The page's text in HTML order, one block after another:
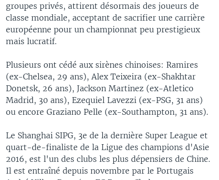
groupes privés, attirent désormais des joueurs de
classe mondiale, acceptant de sacrifier une carrière
européenne pour un championnat peu prestigieux
mais lucratif.
Plusieurs ont cédé aux sirènes chinoises: Ramires
(ex-Chelsea, 29 ans), Alex Teixeira (ex-Shakhtar
Donetsk, 26 ans), Jackson Martinez (ex-Atletico
Madrid, 30 ans), Ezequiel Lavezzi (ex-PSG, 31 ans)
ou encore Graziano Pelle (ex-Southampton, 31 ans).
Le Shanghai SIPG, 3e de la dernière Super League et
quart-de-finaliste de la Ligue des champions d'Asie
2016, est l'un des clubs les plus dépensiers de Chine.
Il est entraîné depuis novembre par le Portugais